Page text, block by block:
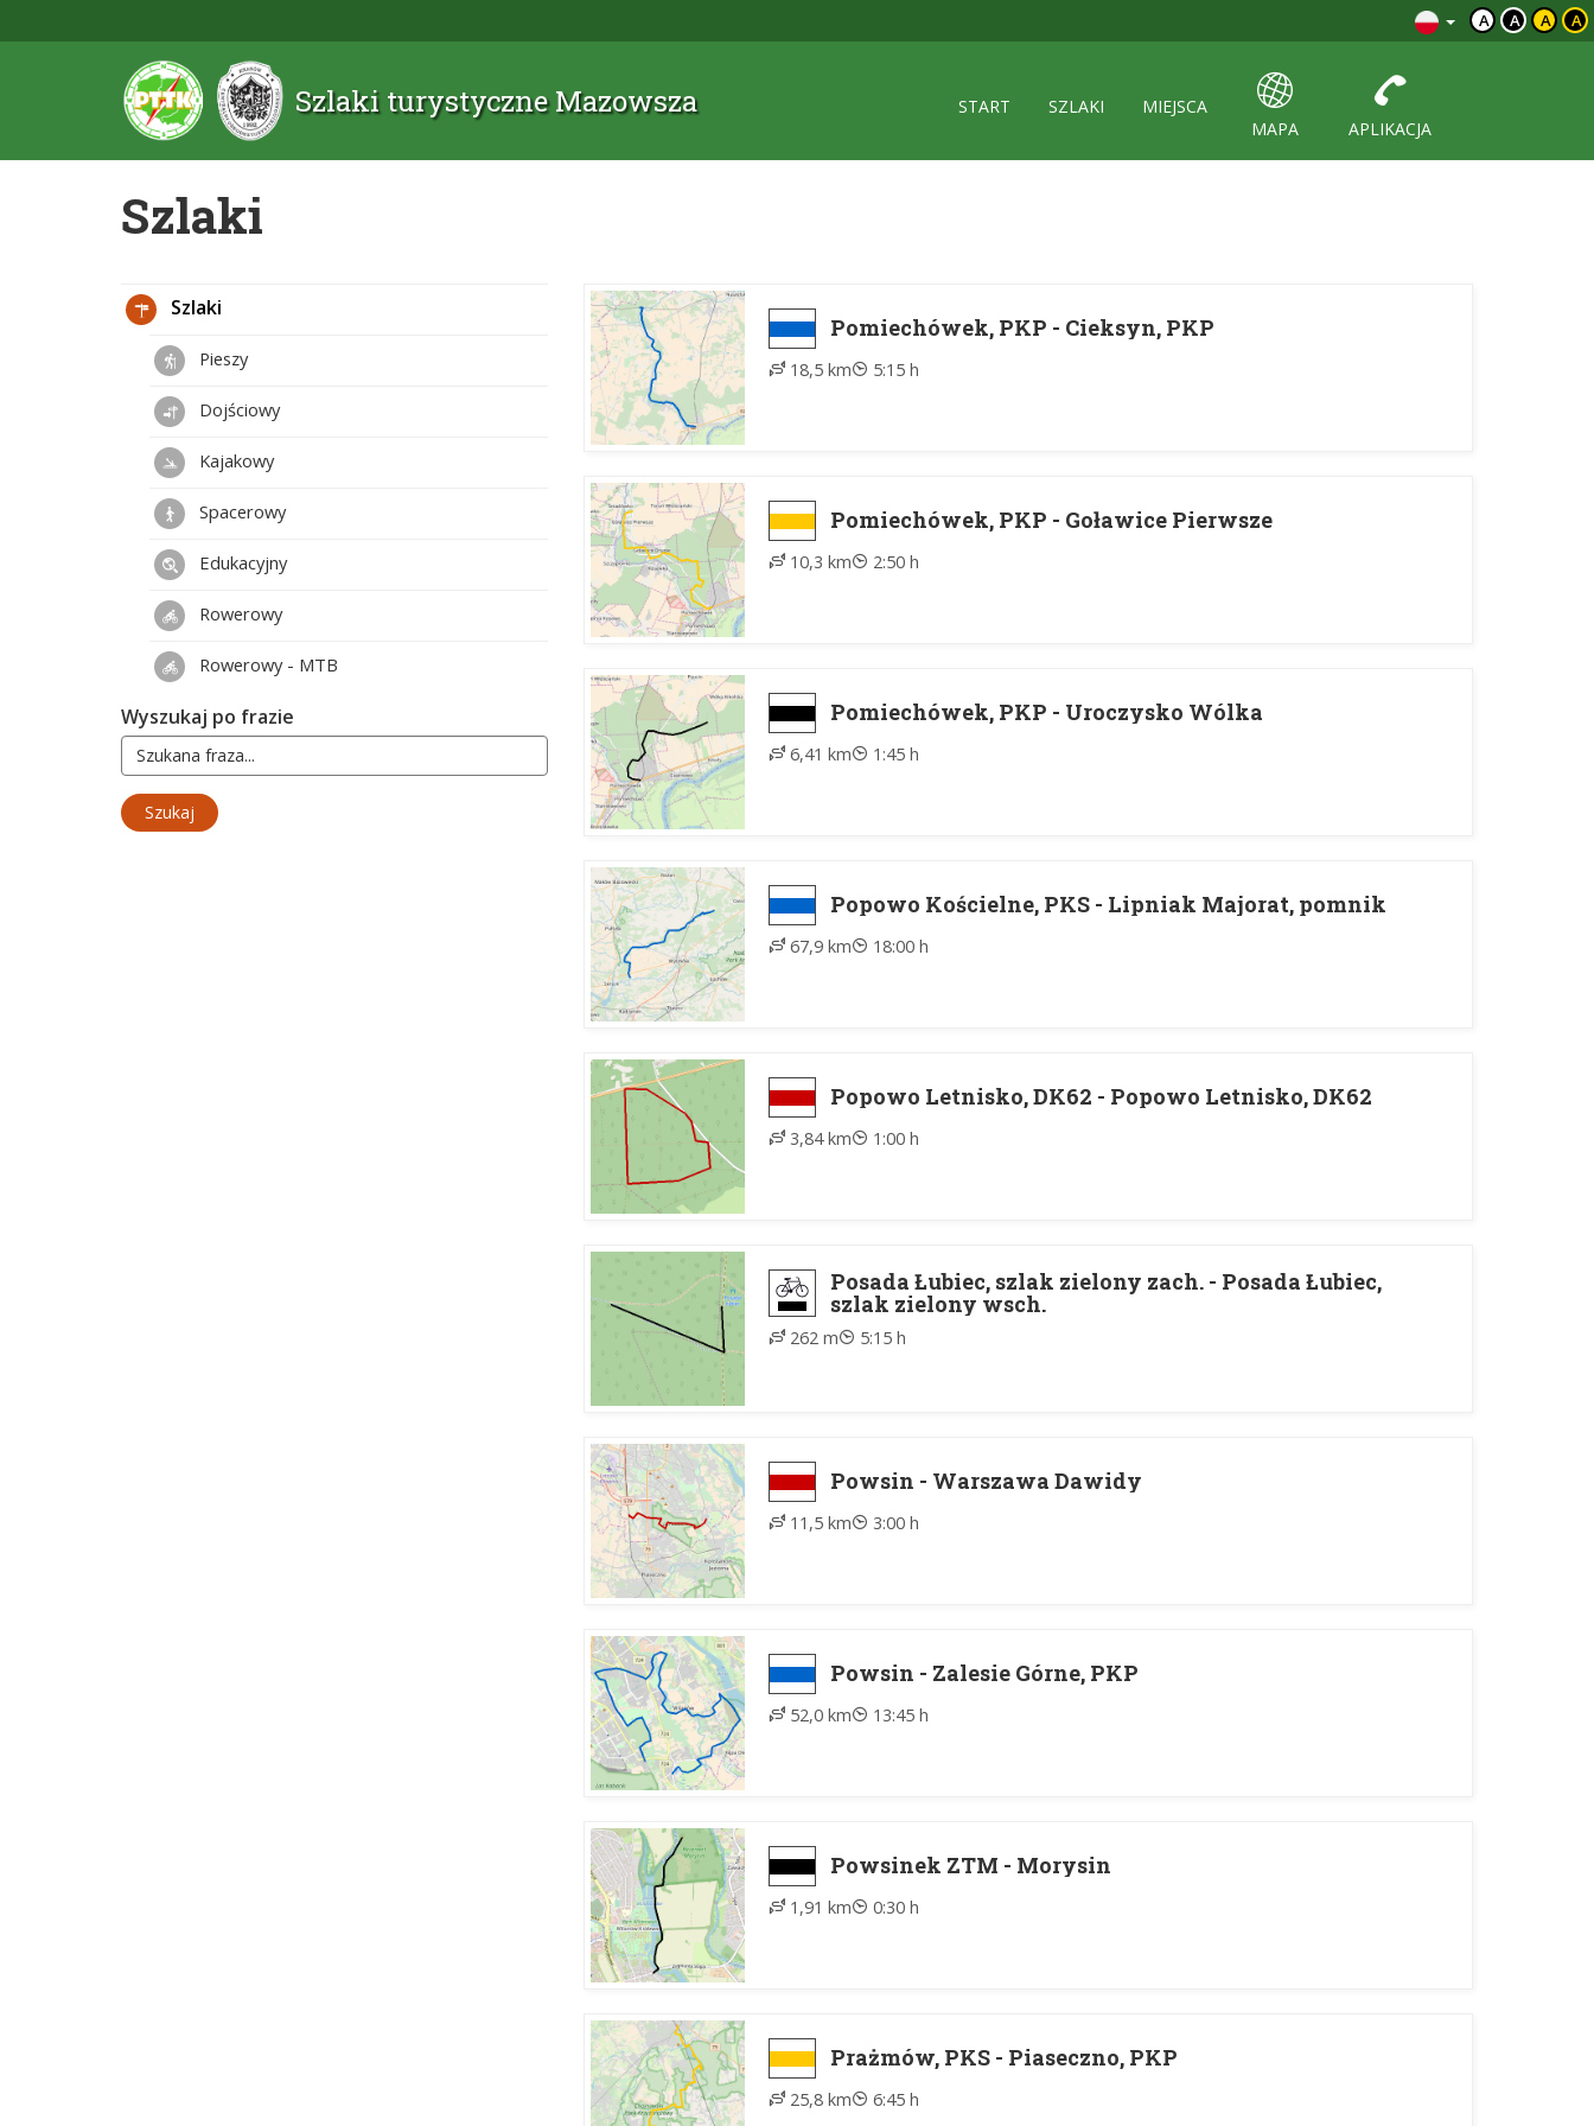
A A A A
Szlaki turystyczne Mazowsza START SZLAKI
MIEJSCA
MAPA
APLIKACJA
Szlaki
Pomiechówek, PKP - Cieksyn, PKP
18,5 km 5:15 h
Pomiechówek, PKP - Goławice Pierwsze
10,3 km 2:50 h
Pomiechówek, PKP - Uroczysko Wólka
6,41 km 1:45 h
Popowo Kościelne, PKS - Lipniak Majorat, pomnik
67,9 km 18:00 h
Popowo Letnisko, DK62 - Popowo Letnisko, DK62
3,84 km 1:00 h
Posada Łubiec, szlak zielony zach. - Posada Łubiec,
szlak zielony wsch.
262 m 5:15 h
Powsin - Warszawa Dawidy
11,5 km 3:00 h
Powsin - Zalesie Górne, PKP
52,0 km 13:45 h
Powsinek ZTM - Morysin
1,91 km 0:30 h
Prażmów, PKS - Piaseczno, PKP
25,8 km 6:45 h
Szlaki
Pieszy
Dojściowy
Kajakowy
Spacerowy
Edukacyjny
Rowerowy
Rowerowy - MTB
Wyszukaj po frazie